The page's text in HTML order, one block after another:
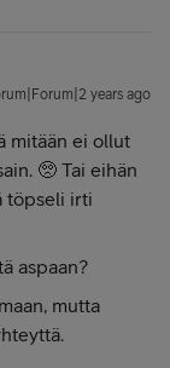
years ago
mitään ei ollut
🥺 Tai eihän
töpseli irti
aspaan?
mutta